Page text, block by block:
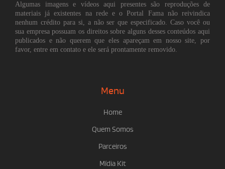
Algumas imagens e vídeos aqui presentes são reproduções de
materiais já existentes na rede e o Portal Fama não reivindica
nenhum crédito para si, a não ser que especificado. Caso você ou
sua empresa possuam os direitos sobre alguns desses conteúdos aqui
publicados e não querem que eles apareçam em nosso site, por
favor, entre em contato e ele será prontamente removido.
Menu
Home
Quem Somos
Parceiros
Mídia Kit